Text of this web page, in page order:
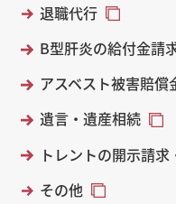
退職代行
B型肝炎の給付金請
アスベスト被害賠償
遺言・遺産相続
トレントの開示請
その他